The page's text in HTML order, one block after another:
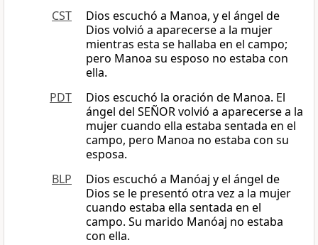
CST
Dios escuchó a Manoa, y el ángel de
Dios volvió a aparecerse a la mujer
mientras esta se hallaba en el campo;
pero Manoa su esposo no estaba con
ella.
PDT
Dios escuchó la oración de Manoa. El
ángel del SEÑOR volvió a aparecerse a la
mujer cuando ella estaba sentada en el
campo, pero Manoa no estaba con su
esposa.
BLP
Dios escuchó a Manóaj y el ángel de
Dios se le presentó otra vez a la mujer
cuando estaba ella sentada en el
campo. Su marido Manóaj no estaba
con ella.